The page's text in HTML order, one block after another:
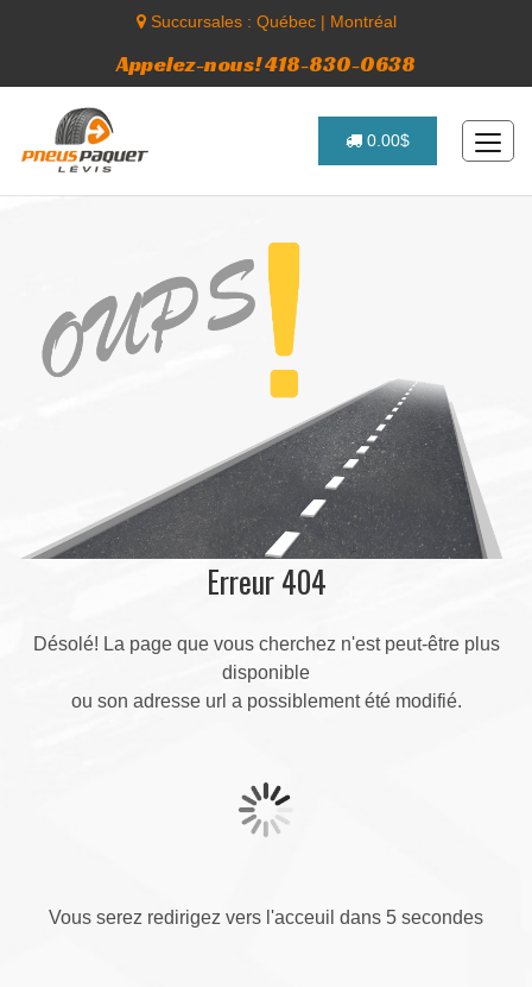
Succursales : Québec| Montréal
Appelez-nous! 418-830-0638
0.00$
Erreur 404
Désolé! La page que vous cherchez n'est peut-être plus
disponible
ou son adresse url a possiblement été modifié.
Vous serez redirigez vers l'acceuil dans 5 secondes